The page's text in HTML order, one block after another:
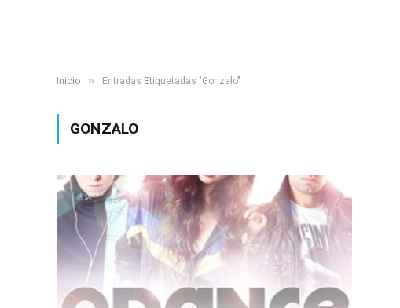
Inicio » Entradas Etiquetadas "Gonzalo"
GONZALO